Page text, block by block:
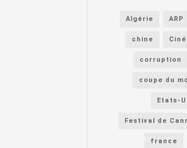
Algérie ARP
chine
corruption
coupe du
Etats-
Festival de
france